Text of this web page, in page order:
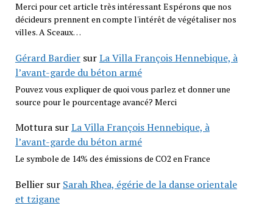
Merci pour cet article très intéressant Espérons que nos
décideurs prennent en compte l'intérêt de végétaliser nos
villes. A Sceaux…
Gérard BardiersurLa Villa François Hennebique, à
l’avant-garde du béton armé
Pouvez vous expliquer de quoi vous parlez et donner une
source pour le pourcentage avancé? Merci
MotturasurLa Villa François Hennebique, à
l’avant-garde du béton armé
Le symbole de 14% des émissions de CO2 en France
Belliersur Sarah Rhea, égérie de la danse orientale
et tzigane